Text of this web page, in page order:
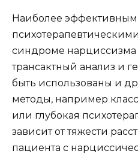
Наиболее
синдроме нарциссизма
трансактный анализ и
быть использованы и
методы, например
или глубокая
зависит от тяжести
пациента с